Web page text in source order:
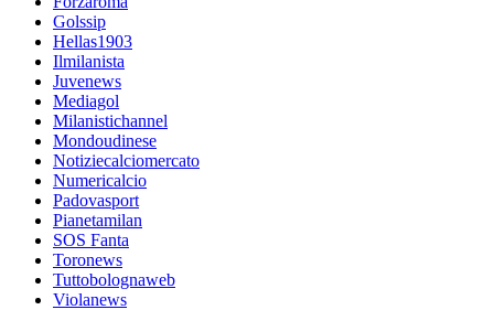
Golssip
Hellas1903
Ilmilanista
Juvenews
Mediagol
Milanistichannel
Mondoudinese
Notiziecalciomercato
Numericalcio
Padovasport
Pianetamilan
SOS Fanta
Toronews
Tuttobolognaweb
Violanews